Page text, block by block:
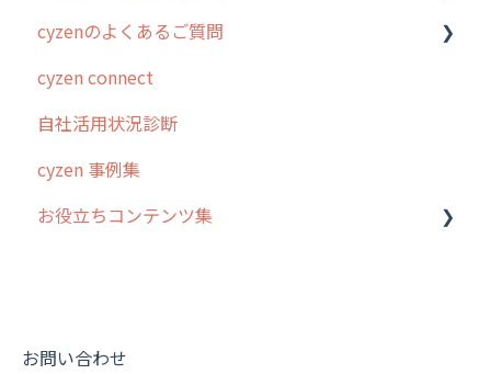
予定管理
スポット
ステータス・主観
報告書・行動種別
勤怠管理
帳票出力
スポット
報告閲覧
予定
日報
履歴
パフォーマンス
勤怠管理
予定管理
スポット
ステータス・主観
報告書・行動種別
活動通知
はじめに
スポット・ステータス関連オプション
交通費自動計算
安全走行支援
写真管理・高画質化
その他オプション
cyzenのよくあるご質問
ログインについて
グループ・ユーザーについて
GPS・位置情報 について
ルート自動記録 について
報告書について
cyzen connect
自社活用状況診断
cyzen 事例集
お役立ちコンテンツ集
動画集：共通
お問い合わせ